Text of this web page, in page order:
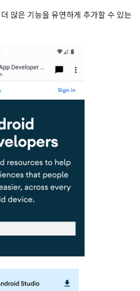
많은 기능을 유연하게 추가할 수 있는